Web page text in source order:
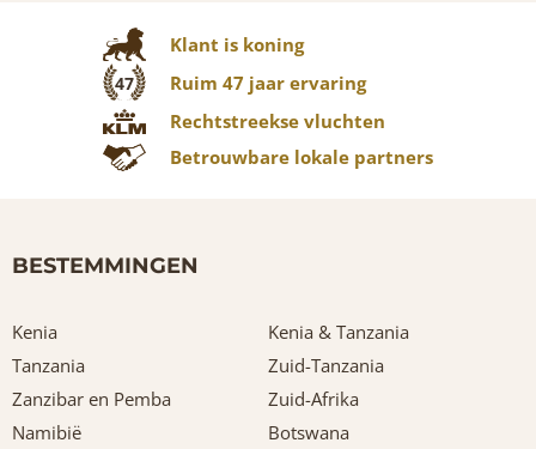
Klant is koning
47
Ruim 47 jaar ervaring
Rechtstreekse vluchten
Betrouwbare lokale partners
BESTEMMINGEN
Kenia
Kenia & Tanzania
Tanzania
Zuid-Tanzania
Zanzibar en Pemba
Zuid-Afrika
Namibië
Botswana